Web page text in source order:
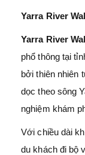
Yarra River
Yarra River
phổ thông tại
bởi thiên nhiên
dọc theo sông
nghiệm khám
Với chiều dài
du khách đi bộ